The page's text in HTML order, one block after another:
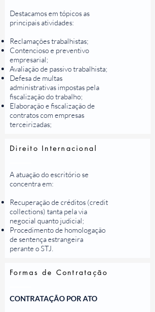
Destacamos em tópicos as
principais atividades:
Reclamações trabalhistas;
Contencioso e preventivo
empresarial;
Avaliação de passivo trabalhista;
Defesa de multas
administrativas impostas pela
fiscalização do trabalho;
Elaboração e fiscalização de
contratos com empresas
terceirizadas;
Direito Internacional
A atuação do escritório se
concentra em:
Recuperação de créditos (credit
collections) tanta pela via
negocial quanto judicial;
Procedimento de homologação
de sentença estrangeira
perante o STJ.
Formas de Contratação
CONTRATAÇÃO POR ATO